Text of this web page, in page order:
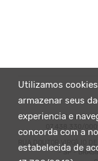
Utilizamos
armazenar seus
experiencia e
concorda com a
estabelecida de
© KING55 - LOJA
07.438.330/
RUA DOUTOR VIRGÍLIO
- SP -